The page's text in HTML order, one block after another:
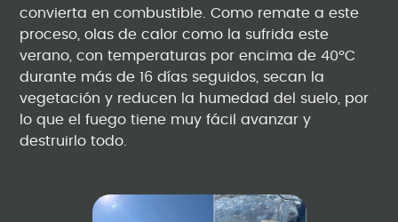
convierta en combustible. Como remate a este
proceso, olas de calor como la sufrida este
verano, con temperaturas por encima de 40ºC
durante más de 16 días seguidos, secan la
vegetación y reducen la humedad del suelo, por
lo que el fuego tiene muy fácil avanzar y
destruirlo todo.